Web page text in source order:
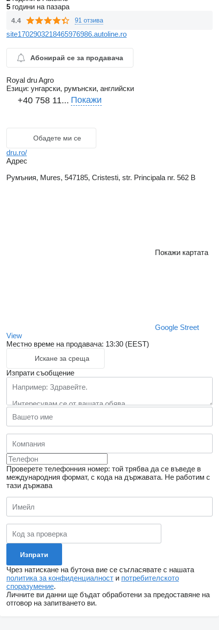
5 години на пазара
4.4 91 отзива
site1702903218465976986.autoline.ro
Абонирай се за продавача
Royal dru Agro
Езици: унгарски, румънски, английски
+40 758 11... Покажи
Обадете ми се
dru.ro/
Адрес
Румъния, Mures, 547185, Cristesti, str. Principala nr. 562 B
Покажи картата
Google Street
View
Местно време на продавача: 13:30 (EEST)
Искане за среща
Изпрати съобщение
Проверете телефонния номер: той трябва да се въведе в
международния формат, с кода на държавата. Не работим с
тази държава
Чрез натискане на бутона вие се съгласявате с нашата
политика за конфиденциалност и потребителското
споразумение.
Личните ви данни ще бъдат обработени за предоставяне на
отговор на запитването ви.